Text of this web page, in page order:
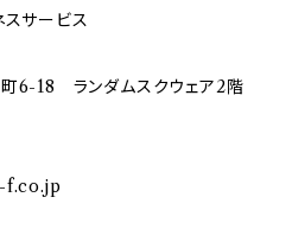
サービス
6-18 ランダムスクウェア2階
f.co.jp